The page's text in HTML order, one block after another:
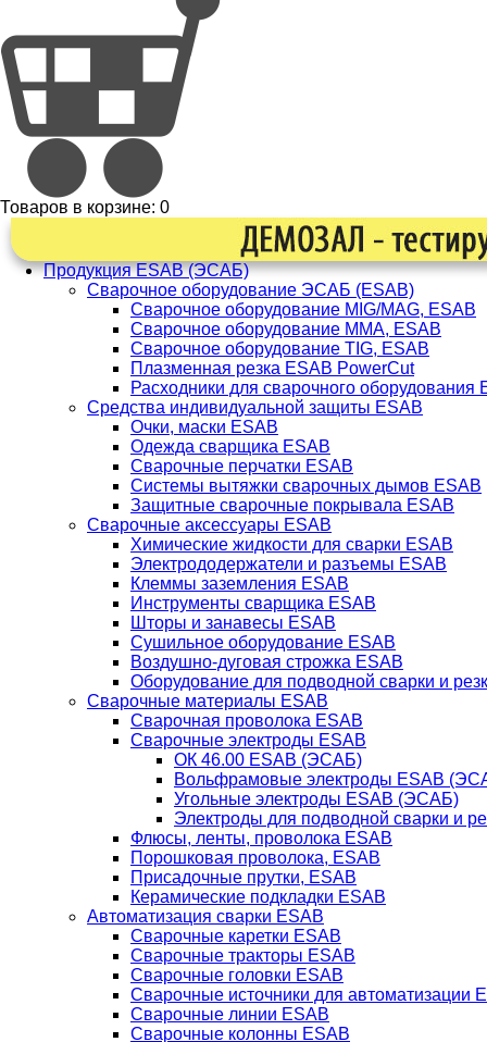
Товаров в корзине: 0
Продукция ESAB (ЭСАБ)
Сварочное оборудование ЭСАБ (ESAB)
Сварочное оборудование MIG/MAG, ESAB
Сварочное оборудование ММА, ESAB
Сварочное оборудование TIG, ESAB
Плазменная резка ESAB PowerCut
Расходники для сварочного оборудования
Средства индивидуальной защиты ESAB
Очки, маски ESAB
Одежда сварщика ESAB
Сварочные перчатки ESAB
Системы вытяжки сварочных дымов ESAB
Защитные сварочные покрывала ESAB
Сварочные аксессуары ESAB
Химические жидкости для сварки ESAB
Электрододержатели и разъемы ESAB
Клеммы заземления ESAB
Инструменты сварщика ESAB
Шторы и занавесы ESAB
Сушильное оборудование ESAB
Воздушно-дуговая строжка ESAB
Оборудование для подводной сварки и
Сварочные материалы ESAB
Сварочная проволока ESAB
Сварочные электроды ESAB
ОК 46.00 ESAB (ЭСАБ)
Вольфрамовые электроды ESAB
Угольные электроды ESAB (ЭСАБ)
Электроды для подводной сварки и
Флюсы, ленты, проволока ESAB
Порошковая проволока, ESAB
Присадочные прутки, ESAB
Керамические подкладки ESAB
Автоматизация сварки ESAB
Сварочные каретки ESAB
Сварочные тракторы ESAB
Сварочные головки ESAB
Сварочные источники для автоматизации
Сварочные линии ESAB
Сварочные колонны ESAB